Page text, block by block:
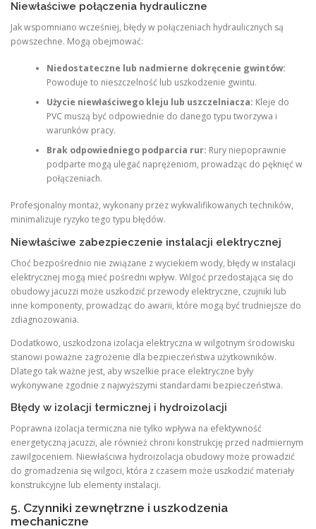
Niewłaściwe połączenia hydrauliczne
Jak wspomniano wcześniej, błędy w połączeniach hydraulicznych są
powszechne. Mogą obejmować:
Niedostateczne lub nadmierne dokręcenie gwintów:
Powoduje to nieszczelność lub uszkodzenie gwintu.
Użycie niewłaściwego kleju lub uszczelniacza: Kleje do
PVC muszą być odpowiednie do danego typu tworzywa i
warunków pracy.
Brak odpowiedniego podparcia rur: Rury niepoprawnie
podparte mogą ulegać naprężeniom, prowadząc do pęknięć w
połączeniach.
Profesjonalny montaż, wykonany przez wykwalifikowanych techników,
minimalizuje ryzyko tego typu błędów.
Niewłaściwe zabezpieczenie instalacji elektrycznej
Choć bezpośrednio nie związane z wyciekiem wody, błędy w instalacji
elektrycznej mogą mieć pośredni wpływ. Wilgoć przedostająca się do
obudowy jacuzzi może uszkodzić przewody elektryczne, czujniki lub
inne komponenty, prowadząc do awarii, które mogą być trudniejsze do
zdiagnozowania.
Dodatkowo, uszkodzona izolacja elektryczna w wilgotnym środowisku
stanowi poważne zagrożenie dla bezpieczeństwa użytkowników.
Dlatego tak ważne jest, aby wszelkie prace elektryczne były
wykonywane zgodnie z najwyższymi standardami bezpieczeństwa.
Błędy w izolacji termicznej i hydroizolacji
Poprawna izolacja termiczna nie tylko wpływa na efektywność
energetyczną jacuzzi, ale również chroni konstrukcję przed nadmiernym
zawilgoceniem. Niewłaściwa hydroizolacja obudowy może prowadzić
do gromadzenia się wilgoci, która z czasem może uszkodzić materiały
konstrukcyjne lub elementy instalacji.
5. Czynniki zewnętrzne i uszkodzenia
mechaniczne